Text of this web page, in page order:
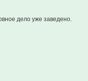
дело уже заведено.